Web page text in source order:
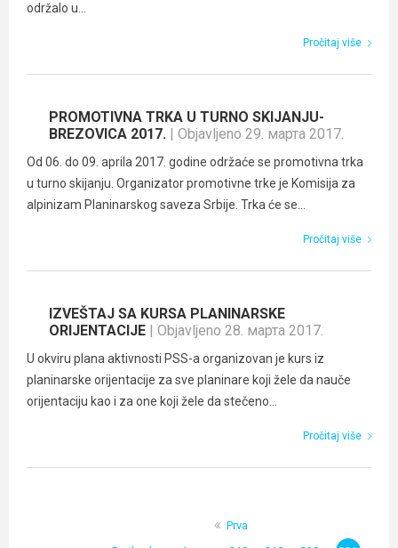
održalo u...
Pročitaj više
PROMOTIVNA TRKA U TURNO SKIJANJU-
BREZOVICA 2017. | Objavljeno 29. марта 2017.
Od 06. do 09. aprila 2017. godine održaće se promotivna trka
u turno skijanju. Organizator promotivne trke je Komisija za
alpinizam Planinarskog saveza Srbije. Trka će se...
Pročitaj više
IZVEŠTAJ SA KURSA PLANINARSKE
ORIJENTACIJE | Objavljeno 28. марта 2017.
U okviru plana aktivnosti PSS-a organizovan je kurs iz
planinarske orijentacije za sve planinare koji žele da nauče
orijentaciju kao i za one koji žele da stečeno...
Pročitaj više
Prva